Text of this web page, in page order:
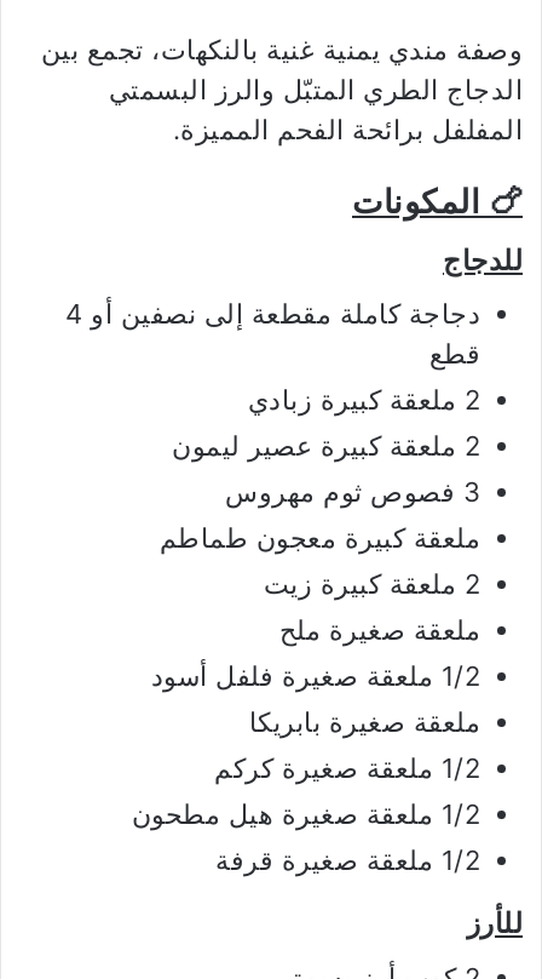
وصفة مندي يمنية غنية بالنكهات، تجمع بين
الدجاج الطري المتبّل والرز البسمتي
المفلفل برائحة الفحم المميزة.
🍗 المكونات
للدجاج
دجاجة كاملة مقطعة إلى نصفين أو 4
قطع
2 ملعقة كبيرة زبادي
2 ملعقة كبيرة عصير ليمون
3 فصوص ثوم مهروس
ملعقة كبيرة معجون طماطم
2 ملعقة كبيرة زيت
ملعقة صغيرة ملح
1/2 ملعقة صغيرة فلفل أسود
ملعقة صغيرة بابريكا
1/2 ملعقة صغيرة كركم
1/2 ملعقة صغيرة هيل مطحون
1/2 ملعقة صغيرة قرفة
للأرز